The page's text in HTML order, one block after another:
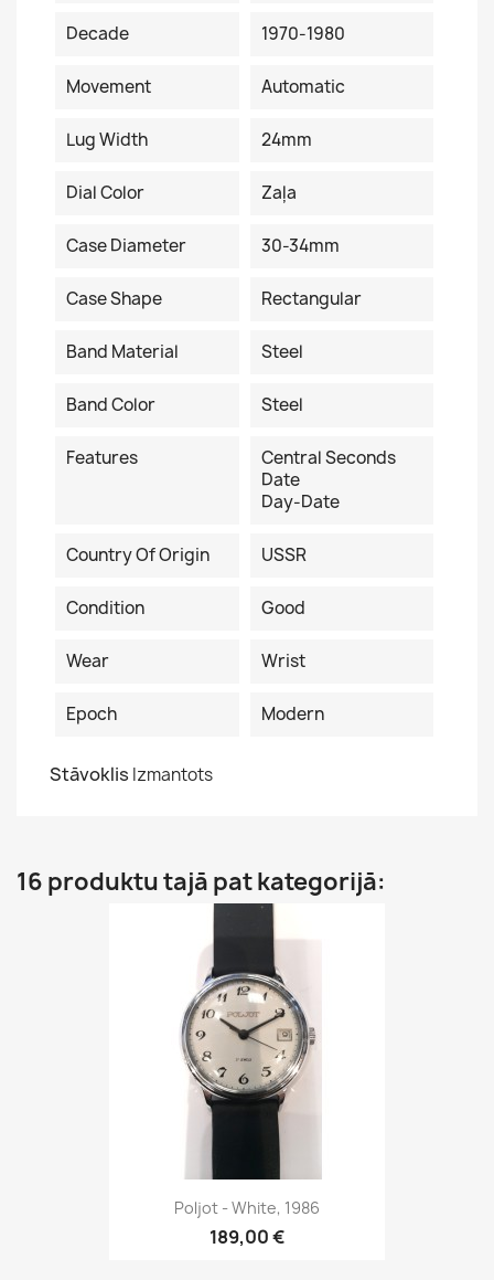
Decade 1970-1980
Movement Automatic
Lug Width 24mm
Dial Color Zaļa
Case Diameter 30-34mm
Case Shape Rectangular
Band Material Steel
Band Color Steel
Features
Central Seconds
Date
Day-Date
Country Of Origin USSR
Condition Good
Wear Wrist
Epoch Modern
Stāvoklis Izmantots
16 produktu tajā pat kategorijā:
Poljot - White, 1986
189,00 €